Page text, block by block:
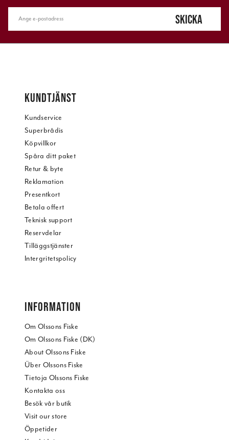
SKICKA
KUNDTJÄNST
Kundservice
Superbrådis
Köpvillkor
Spåra ditt paket
Retur & byte
Reklamation
Presentkort
Betala offert
Teknisk support
Reservdelar
Tilläggstjänster
Intergritetspolicy
INFORMATION
Om Olssons Fiske
Om Olssons Fiske (DK)
About Olssons Fiske
Über Olssons Fiske
Tietoja Olssons Fiske
Kontakta oss
Besök vår butik
Visit our store
Öppetider